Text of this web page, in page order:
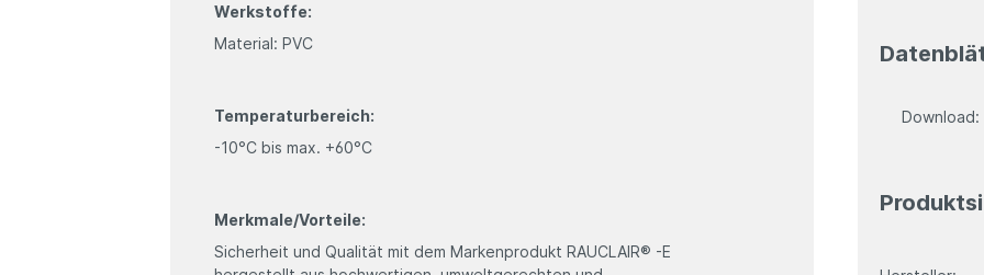
Werkstoffe:
Material: PVC
Temperaturbereich:
-10°C bis max. +60°C
Merkmale/Vorteile:
Sicherheit und Qualität mit dem Markenprodukt RAUCLAIR® -E
Download: